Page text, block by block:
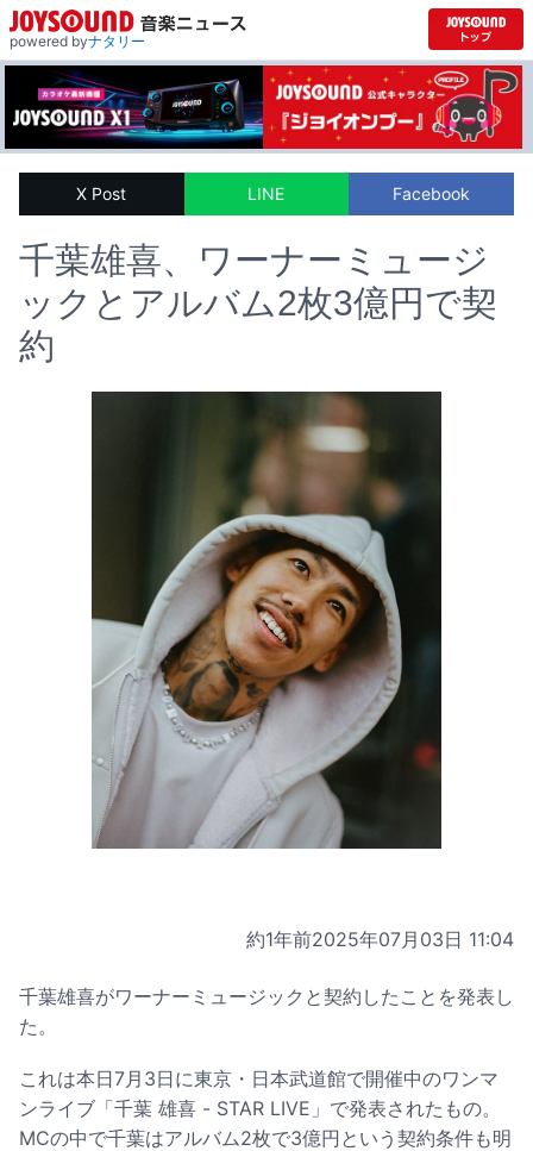
powered byナタリー
X Post LINE Facebook
千葉雄喜、ワーナーミュージ
ックとアルバム2枚3億円で契
約
約1年前2025年07月03日 11:04
千葉雄喜がワーナーミュージックと契約したことを発表し
た。
これは本日7月3日に東京・日本武道館で開催中のワンマ
ンライブ「千葉 雄喜 - STAR LIVE」で発表されたもの。
MCの中で千葉はアルバム2枚で3億円という契約条件も明